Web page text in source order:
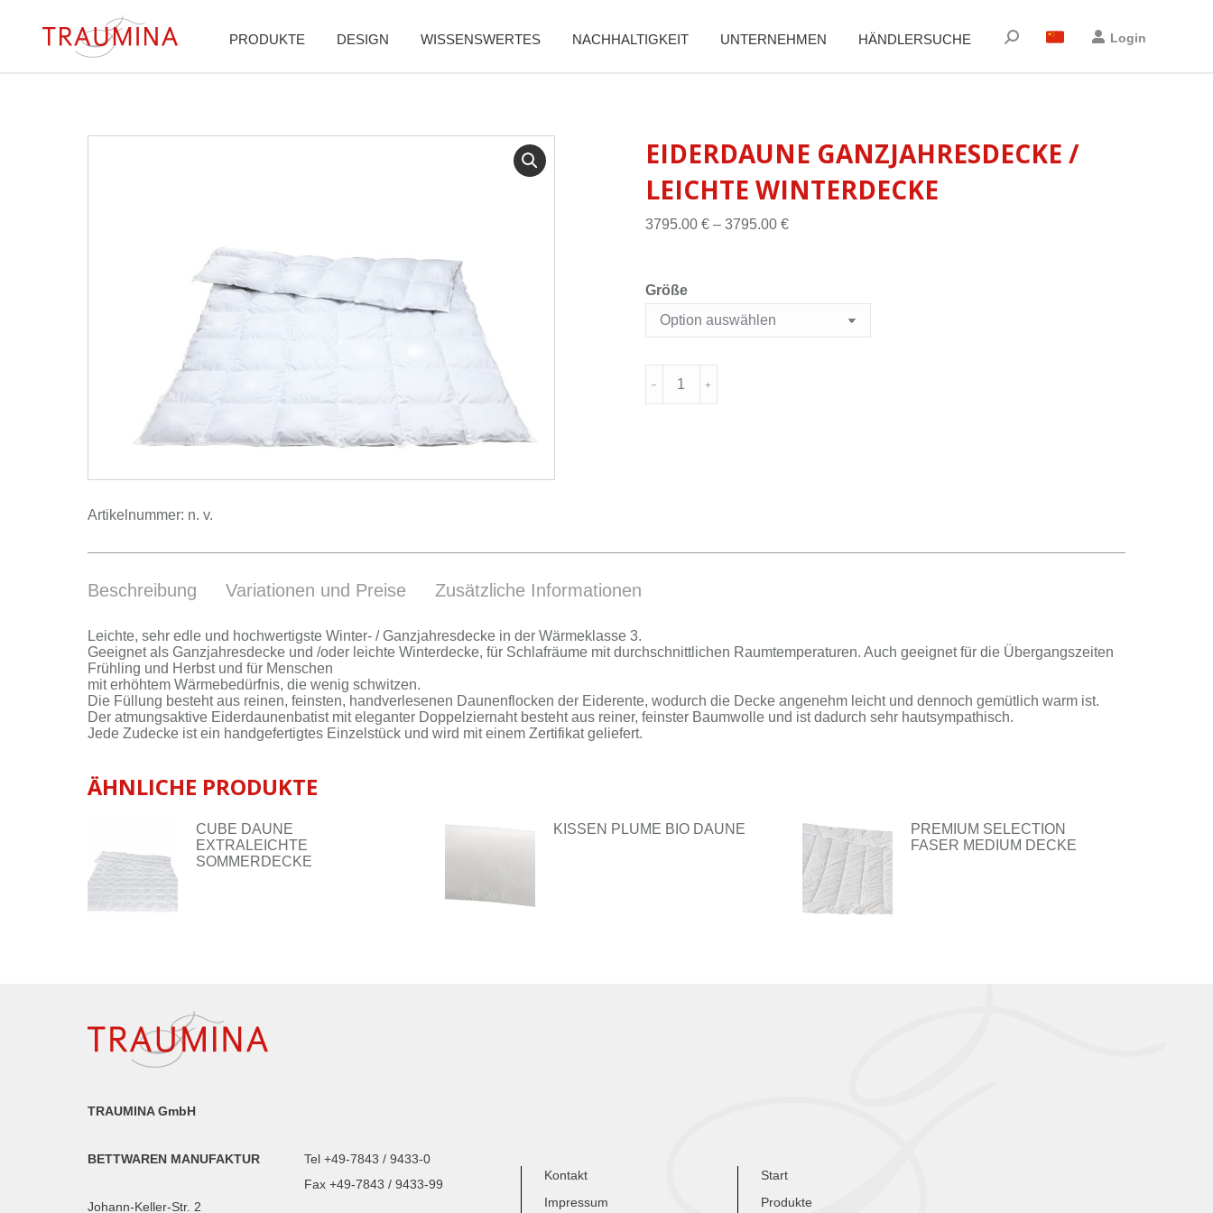
PRODUKTE DESIGN WISSENSWERTES NACHHALTIGKEIT UNTERNEHMEN HÄNDLERSUCHE Suchen: Login
EIDERDAUNE GANZJAHRESDECKE /
LEICHTE WINTERDECKE
3795.00€– 3795.00€
Größe
Artikelnummer: n. v.
Beschreibung Variationen und Preise Zusätzliche Informationen
Leich­te, sehr ed­le und hoch­wer­tigs­te Winter- / Ganz­jah­res­de­cke in der Wär­me­klas­se 3.
Ge­eig­net als Ganz­jah­res­de­cke und /oder leich­te Win­ter­de­cke, für Schlaf­räu­me mit durch­schnitt­li­chen Raum­tem­pe­ra­tu­ren. Auch ge­eig­net für die Über­gangs­zei­ten
Früh­ling und Herbst und für Men­schen
mit er­höh­tem Wär­me­be­dürf­nis, die we­nig schwit­zen.
Die Fül­lung be­steht aus rei­nen, feins­ten, hand­ver­le­se­nen Dau­nen­flo­cken der Ei­de­r­en­te, wo­durch die De­cke an­ge­nehm leicht und den­noch ge­müt­lich warm ist.
Der at­mungs­ak­ti­ve Ei­der­dau­nen­ba­tist mit ele­gan­ter Dop­pel­zier­naht be­steht aus rei­ner, feins­ter Baum­wol­le und ist da­durch sehr haut­sym­pa­thisch.
Je­de Zu­de­cke ist ein hand­ge­fer­tig­tes Ein­zel­stück und wird mit ei­nem Zer­ti­fi­kat ge­lie­fert.
ÄHNLICHE PRODUKTE
CUBE DAUNE
EXTRALEICHTE
SOMMERDECKE
KISSEN PLUME BIO DAUNE
PREMIUM SELECTION
FASER MEDIUM DECKE
TRAUMINA GmbH
BETTWAREN MANUFAKTUR
Johann-Keller-Str. 2
Tel +49-7843 / 9433-0
Fax +49-7843 / 9433-99
Kontakt
Impressum
Start
Produkte